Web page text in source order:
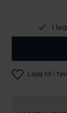
I
Lägg till i